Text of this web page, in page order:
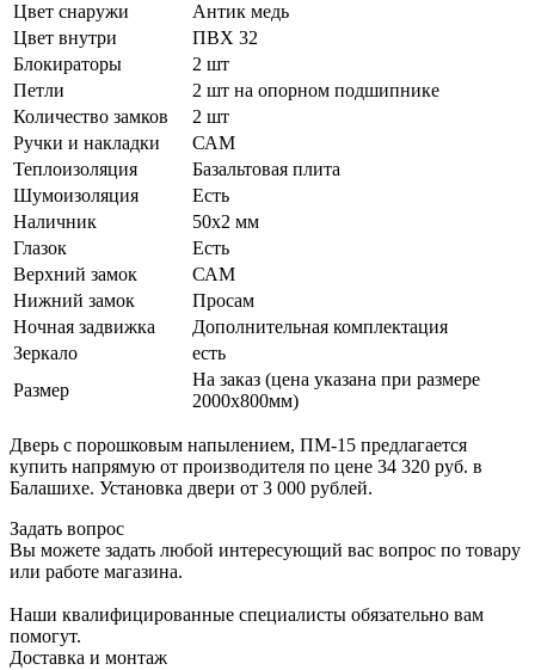
Цвет снаружи
Антик медь
Цвет внутри
ПВХ 32
Блокираторы
2 шт
Петли
2 шт на опорном подшипнике
Количество замков
2 шт
Ручки и накладки
САМ
Теплоизоляция
Базальтовая плита
Шумоизоляция
Есть
Наличник
50х2 мм
Глазок
Есть
Верхний замок
САМ
Нижний замок
Просам
Ночная задвижка
Дополнительная комплектация
Зеркало
есть
Размер
На заказ (цена указана при размере
2000х800мм)
Дверь с порошковым напылением, ПМ-15 предлагается
купить напрямую от производителя по цене 34 320 руб. в
Балашихе. Установка двери от 3 000 рублей.
Задать вопрос
Вы можете задать любой интересующий вас вопрос по товару
или работе магазина.
Наши квалифицированные специалисты обязательно вам
помогут.
Доставка и монтаж